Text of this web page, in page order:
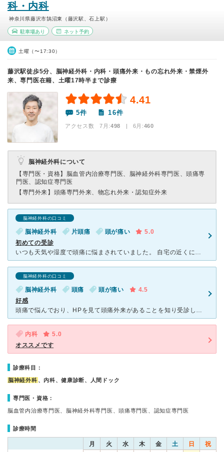
科・内科
神奈川県藤沢市鵠沼東（藤沢駅、石上駅）
駐車場あり ネット予約
土曜（〜17:30）
藤沢駅徒歩5分、脳神経外科・内科・頭痛外来・もの忘れ外来・禁煙外
来、専門医在籍、土曜17時半まで診療
4.41
5件 16件
アクセス数 7月:498 | 6月:460
脳神経外科について
【専門医・資格】 脳血管内治療専門医、脳神経外科専門医、頭痛専
門医、認知症専門医
【専門外来】 頭痛専門外来、物忘れ外来・認知症外来
脳神経外科の口コミ
脳神経外科 片頭痛 頭が痛い
5.0
初めての受診
いつも天気や湿度で頭痛に悩まされていました。 自宅の近くに新しいクリニックができたと聞いて受診しました。 先生は親身に話を聞いてくれて、今までの悩みもちゃんと聞いてくれました。 スタッフさんも優
脳神経外科の口コミ
脳神経外科 頭痛 頭が痛い
4.5
好感
頭痛で悩んでおり、HPを見て頭痛外来があることを知り受診しました。症状を親身に聞いてくださり、薬に頼らない治療法をわかりやすく丁寧にアドバイスいただきました。 受付のスタッフの方も電話での問い合
内科
5.0
オススメです
診療科目：
脳神経外科 、内科、健康診断、人間ドック
専門医・資格：
脳血管内治療専門医、脳神経外科専門医、頭痛専門医、認知症専門医
診療時間
月 火 水 木 金 土 日 祝